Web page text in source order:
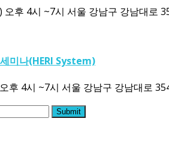
오후 4시 ~7시 서울 강남구 강남대로
미나(HERI System)
후 4시 ~7시 서울 강남구 강남대로
Submit